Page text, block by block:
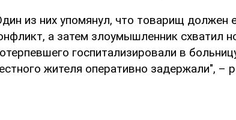
из них упомянул, что товарищ должен
а затем злоумышленник схватил
госпитализировали в
жителя оперативно задержали", –